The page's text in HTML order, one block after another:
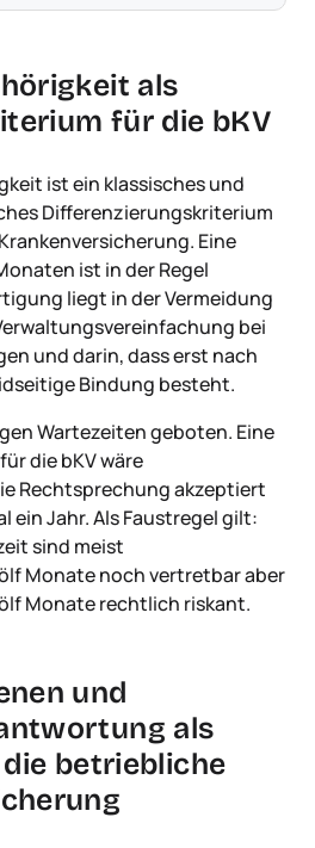
als
für die bKV
ist ein klassisches und
Differenzierungskriterium
Eine
ist in der Regel
liegt in der Vermeidung
bei
und darin, dass erst nach
Bindung besteht.
Wartezeiten geboten. Eine
die bKV wäre
Rechtsprechung akzeptiert
ein Jahr. Als Faustregel gilt:
sind meist
Monate noch vertretbar aber
Monate rechtlich riskant.
und
als
betriebliche